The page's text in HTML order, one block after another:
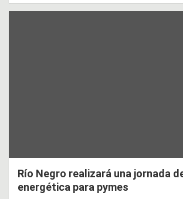
Río Negro realizará una jornada
energética para pymes